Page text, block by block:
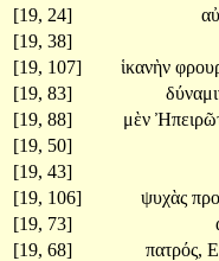
[19, 24]
[19, 38]
[19, 107]
ἱκανὴν
[19, 83]
[19, 88]
μὲν
[19, 50]
[19, 43]
[19, 106]
ψυχὰς
[19, 73]
[19, 68]
πατρός,